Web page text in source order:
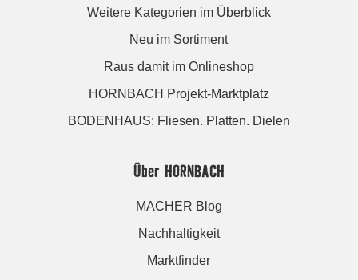
Weitere Kategorien im Überblick
Neu im Sortiment
Raus damit im Onlineshop
HORNBACH Projekt-Marktplatz
BODENHAUS: Fliesen. Platten. Dielen
Über HORNBACH
MACHER Blog
Nachhaltigkeit
Marktfinder